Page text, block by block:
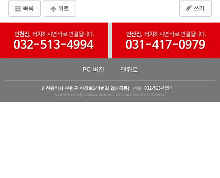
목록 위로 쓰기
PC 버전 맨위로
인천광역시 부평구 마장로144번길 2(산곡동) 전화 032-513-4994
COPYRIGHTS ⓒ SEMAUL MOTORS. 2015. ALL RIGHT RESERVED.